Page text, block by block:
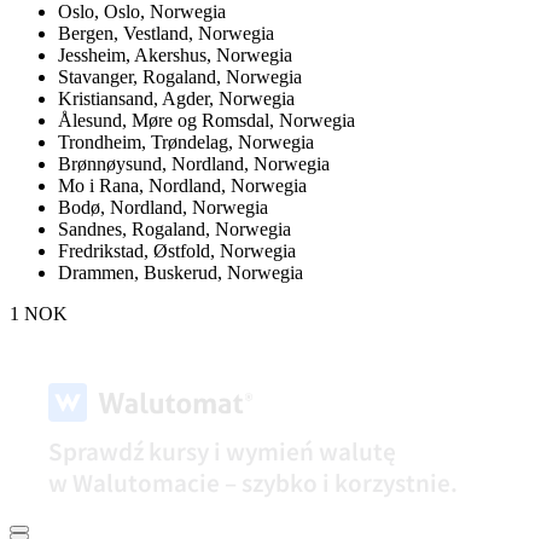
Oslo, Oslo, Norwegia
Bergen, Vestland, Norwegia
Jessheim, Akershus, Norwegia
Stavanger, Rogaland, Norwegia
Kristiansand, Agder, Norwegia
Ålesund, Møre og Romsdal, Norwegia
Trondheim, Trøndelag, Norwegia
Brønnøysund, Nordland, Norwegia
Mo i Rana, Nordland, Norwegia
Bodø, Nordland, Norwegia
Sandnes, Rogaland, Norwegia
Fredrikstad, Østfold, Norwegia
Drammen, Buskerud, Norwegia
1 NOK